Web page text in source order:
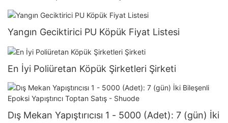
Yangın Geciktirici PU Köpük Fiyat Listesi
En İyi Poliüretan Köpük Şirketleri Şirketi
Dış Mekan Yapıştırıcısı 1 - 5000 (Adet): 7 (gün) İki